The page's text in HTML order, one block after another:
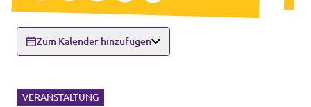
Zum Kalender hinzufügen
VERANSTALTUNG